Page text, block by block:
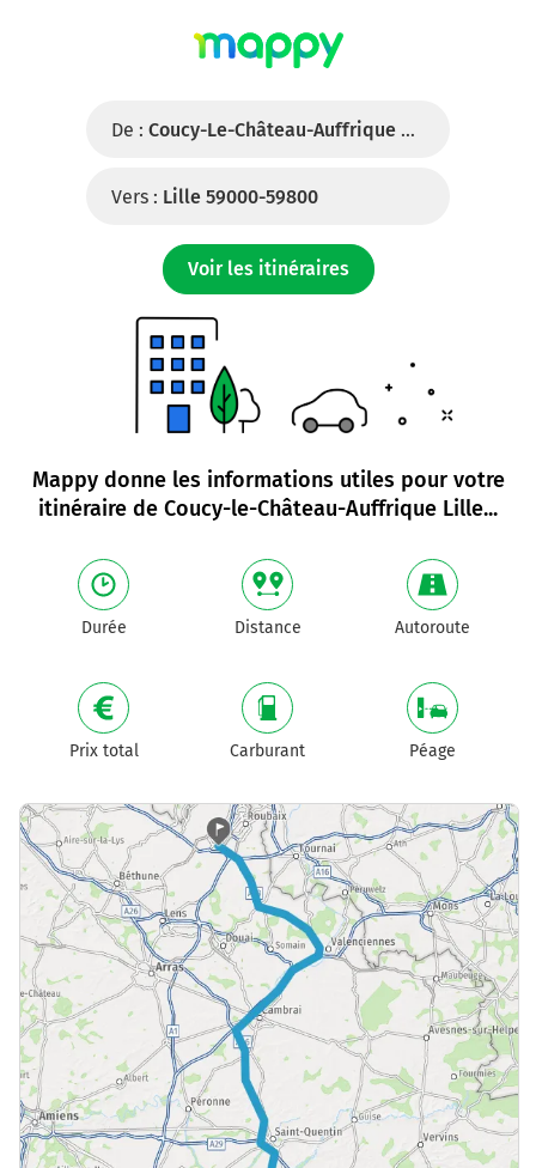
De : Coucy-Le-Château-Auffrique 02380
Vers : Lille 59000-59800
Voir les itinéraires
Mappy donne les informations utiles pour votre
itinéraire de Coucy-le-Château-Auffrique Lille...
Durée Distance Autoroute
Prix total Carburant Péage